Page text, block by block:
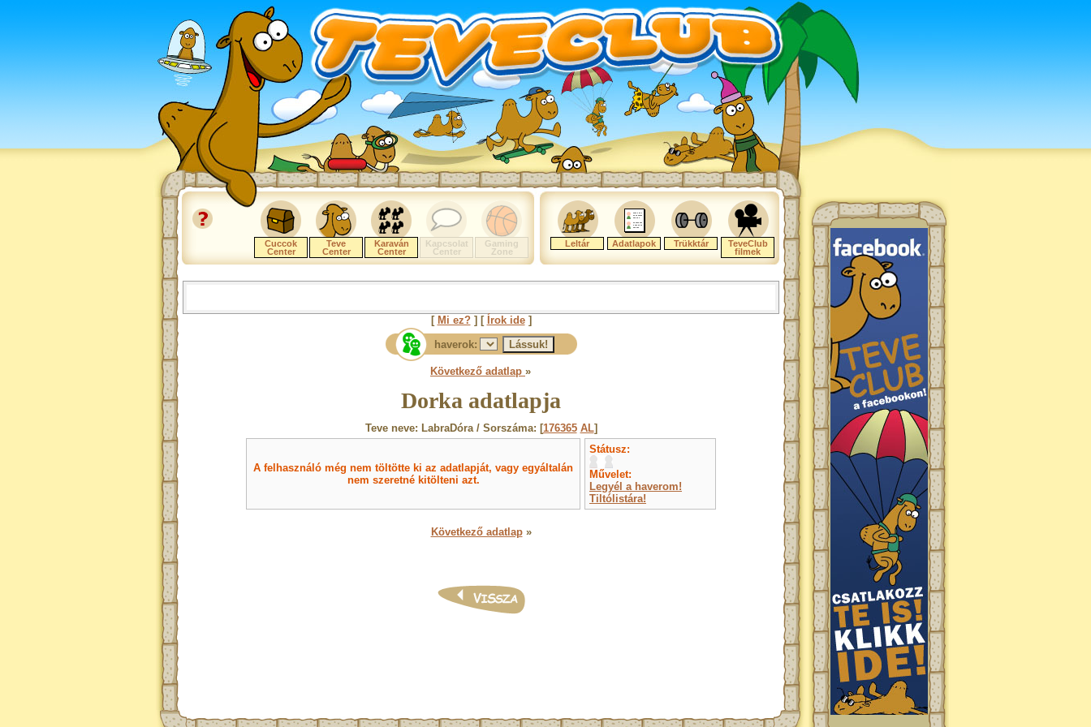
Cuccok
Center
Teve
Center
Karaván
Center
Kapcsolat
Center
Gaming
Zone
Leltár Adatlapok Trükktár
TeveClub
filmek
[ Mi ez?] [ Írok ide]
haverok:
Következő adatlap »
Dorka adatlapja
Teve neve: LabraDóra / Sorszáma: [176365 AL]
A felhasználó még nem töltötte ki az adatlapját, vagy egyáltalán
nem szeretné kitölteni azt.
Státusz:
Művelet:
Legyél a haverom!
Tiltólistára!
Következő adatlap»